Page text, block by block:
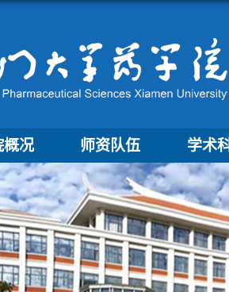
概况 师资队伍 学术